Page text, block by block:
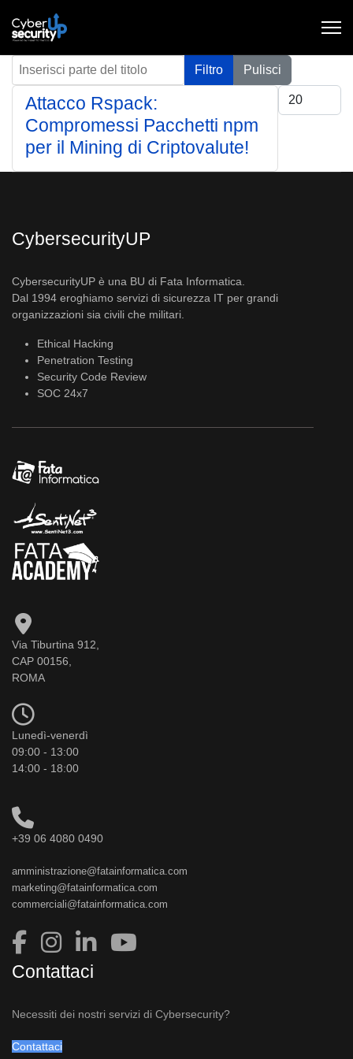
Inserisci parte del titolo Filtro
Pulisci
Visualizza #
Attacco Rspack:
Compromessi Pacchetti npm
per il Mining di Criptovalute!
CybersecurityUP
CybersecurityUP è una BU di Fata Informatica.
Dal 1994 eroghiamo servizi di sicurezza IT per grandi
organizzazioni sia civili che militari.
Ethical Hacking
Penetration Testing
Security Code Review
SOC 24x7
Via Tiburtina 912,
CAP 00156,
ROMA
Lunedì-venerdì
09:00 - 13:00
14:00 - 18:00
+39 06 4080 0490
amministrazione@fatainformatica.com
marketing@fatainformatica.com
commerciali@fatainformatica.com
Contattaci
Necessiti dei nostri servizi di Cybersecurity?
Contattaci